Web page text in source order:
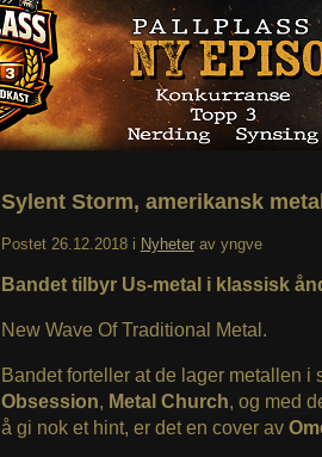
Sylent Storm, amerikansk
Postet 26.12.2018 i Nyheter av yngve
Bandet tilbyr Us-metal i klassisk
New Wave Of Traditional Metal.
Bandet forteller at de lager metallen i
Obsession, Metal Church, og med
å gi nok et hint, er det en cover av